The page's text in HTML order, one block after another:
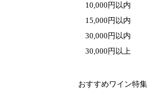
10,000円以内
15,000円以内
30,000円以内
30,000円以上
おすすめワイン特集